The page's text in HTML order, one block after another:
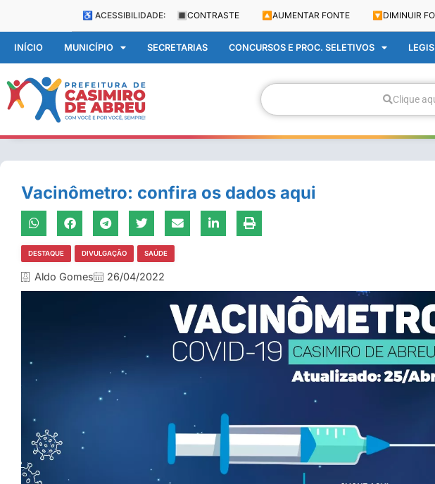
♿ ACESSIBILIDADE: 🔳 CONTRASTE 🔼 AUMENTAR FONTE 🔽 DIMINUIR
INÍCIO MUNICÍPIO SECRETARIAS CONCURSOS E PROC. SELETIVOS
Clique
Vacinômetro: confira os dados aqui
DESTAQUE DIVULGAÇÃO SAÚDE
Aldo Gomes 26/04/2022